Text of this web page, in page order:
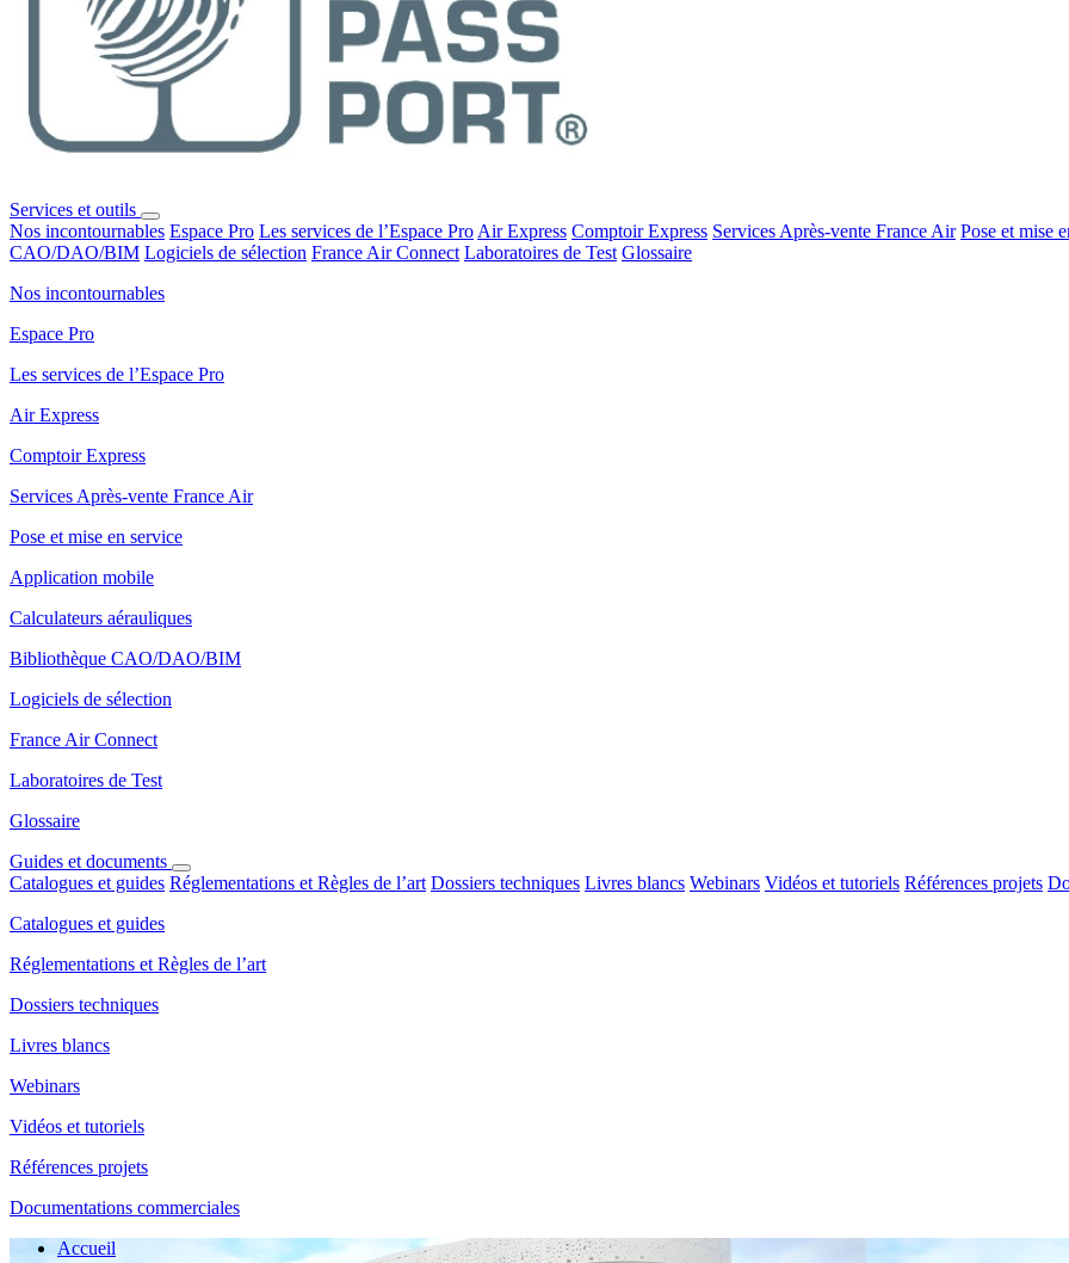
Services et outils
Nos incontournables Espace Pro Les services de l’Espace Pro Air Express Comptoir Express Services Après-vente France Air Pose et mise
CAO/DAO/BIM Logiciels de sélection France Air Connect Laboratoires de Test Glossaire
Nos incontournables
Espace Pro
Les services de l’Espace Pro
Air Express
Comptoir Express
Services Après-vente France Air
Pose et mise en service
Application mobile
Calculateurs aérauliques
Bibliothèque CAO/DAO/BIM
Logiciels de sélection
France Air Connect
Laboratoires de Test
Glossaire
Guides et documents
Catalogues et guides Réglementations et Règles de l’art Dossiers techniques Livres blancs Webinars Vidéos et tutoriels Références projets
Catalogues et guides
Réglementations et Règles de l’art
Dossiers techniques
Livres blancs
Webinars
Vidéos et tutoriels
Références projets
Documentations commerciales
Accueil